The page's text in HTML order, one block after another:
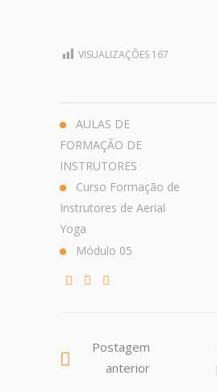
VISUALIZAÇÕES 167
AULAS DE
FORMAÇÃO DE
INSTRUTORES
Curso Formação de
Instrutores de Aerial
Yoga
Módulo 05
Postagem
anterior